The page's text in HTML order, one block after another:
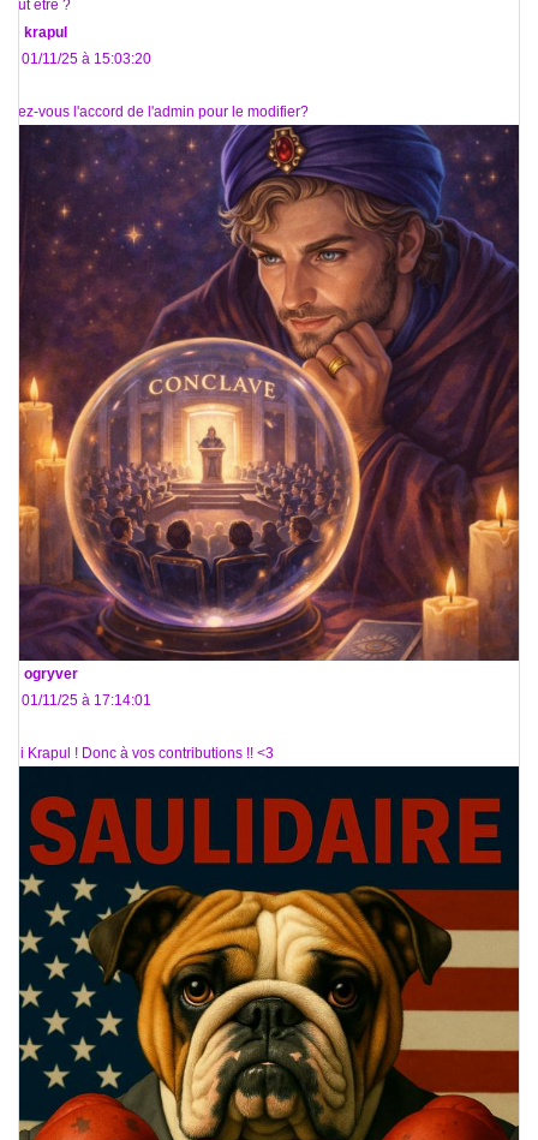
peut être ?
krapul
Le 01/11/25 à 15:03:20
Avez-vous l'accord de l'admin pour le modifier?
ogryver
Le 01/11/25 à 17:14:01
Oui Krapul ! Donc à vos contributions !! <3